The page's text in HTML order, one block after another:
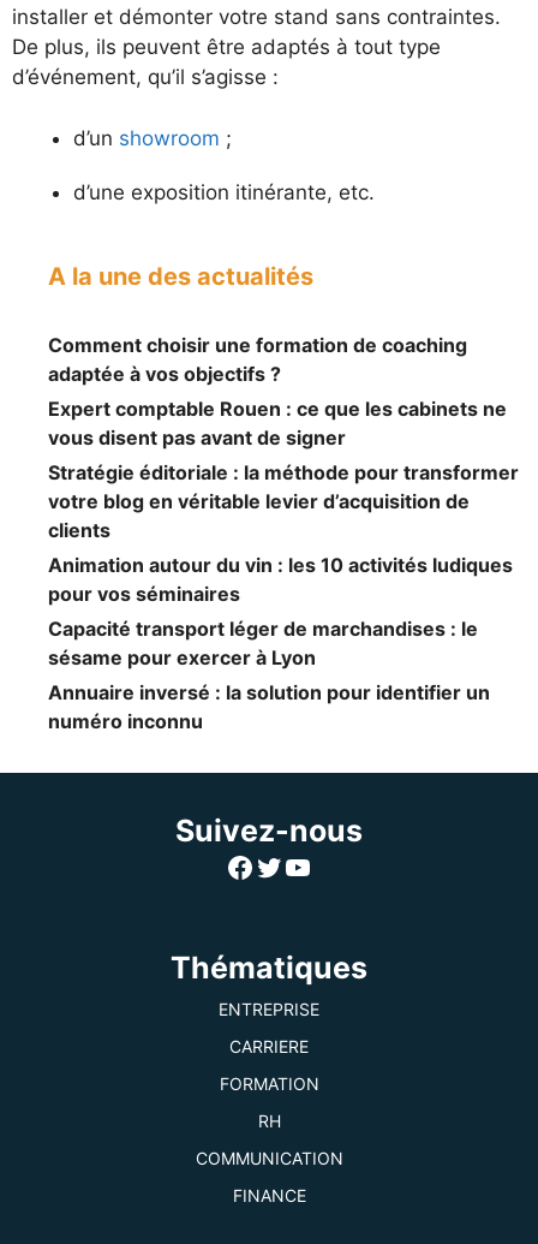
installer et démonter votre stand sans contraintes.
De plus, ils peuvent être adaptés à tout type
d’événement, qu’il s’agisse :
d’un showroom ;
d’une exposition itinérante, etc.
A la une des actualités
Comment choisir une formation de coaching
adaptée à vos objectifs ?
Expert comptable Rouen : ce que les cabinets ne
vous disent pas avant de signer
Stratégie éditoriale : la méthode pour transformer
votre blog en véritable levier d’acquisition de
clients
Animation autour du vin : les 10 activités ludiques
pour vos séminaires
Capacité transport léger de marchandises : le
sésame pour exercer à Lyon
Annuaire inversé : la solution pour identifier un
numéro inconnu
Suivez-nous
Facebook
Twitter
YouTube
Thématiques
ENTREPRISE
CARRIERE
FORMATION
RH
COMMUNICATION
FINANCE